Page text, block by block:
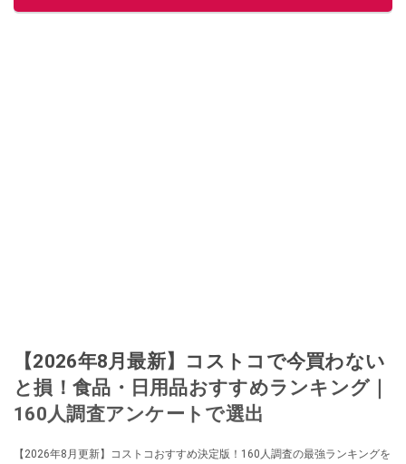
【2026年8月最新】コストコで今買わない
と損！食品・日用品おすすめランキング｜
160人調査アンケートで選出
【2026年8月更新】コストコおすすめ決定版！160人調査の最強ランキングを